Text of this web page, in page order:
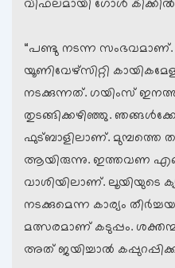
വിഫലമായി ഗോള്‍
“പണ്ടു നടന്ന
യൂണിവേഴ്സിറ്റി
നടക്കുന്നത്. ഗയിംസ്
തുടങ്ങിക്കഴിഞ്ഞു.
ഫുട്ബാളിലാണ്.
ആയിരുന്നു. ഇത്തവണ
വാശിയിലാണ്. ലൂയിയുടെ
നടക്കുമെന്ന കാര്യം
മത്സരമാണ് കടുപ്പം.
അത് ജയിച്ചാല്‍